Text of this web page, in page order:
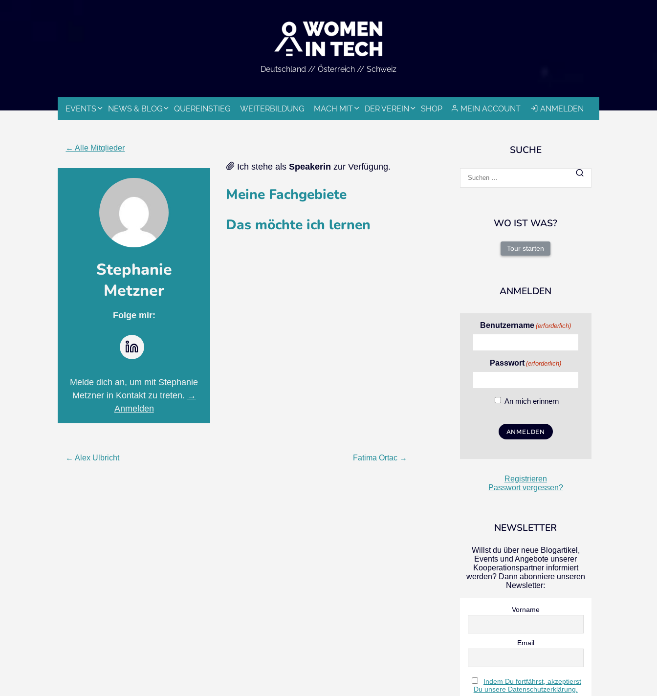
Deutschland // Österreich // Schweiz
MEIN ACCOUNT ANMELDEN
EVENTS NEWS & BLOG QUEREINSTIEG WEITERBILDUNG MACH MIT DER VEREIN SHOP
← Alle Mitglieder
Stephanie
Metzner
Folge mir:
Melde dich an, um mit Stephanie
Metzner in Kontakt zu treten. →
Anmelden
Ich stehe als Speakerin zur Verfügung.
Meine Fachgebiete
Das möchte ich lernen
Beitragsnavigation
← Alex Ulbricht Fatima Ortac →
SUCHE
nach:
WO IST WAS?
Tour starten
ANMELDEN
Benutzername (erforderlich)
Passwort (erforderlich)
An mich erinnern
Registrieren
Passwort vergessen?
NEWSLETTER
Willst du über neue Blogartikel,
Events und Angebote unserer
Kooperationspartner informiert
werden? Dann abonniere unseren
Newsletter:
Vorname
Email
Indem Du fortfährst, akzeptierst
Du unsere Datenschutzerklärung.